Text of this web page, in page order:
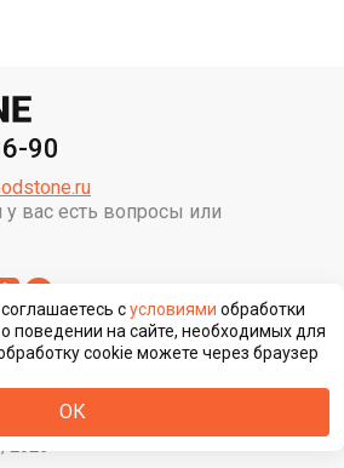
90
вас есть вопросы или
сусловиями обработки
поведении на сайте, необходимых для
cookie можете через браузер
ОК